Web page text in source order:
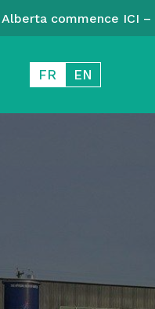
commence ICI
FR EN